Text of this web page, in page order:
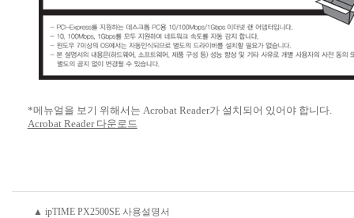
*메뉴얼을 보기 위해서는 Acrobat Reader가 설치되어 있어야 합니다.
Acrobat Reader 다운로드
▲ ipTIME PX2500SE 사용설명서